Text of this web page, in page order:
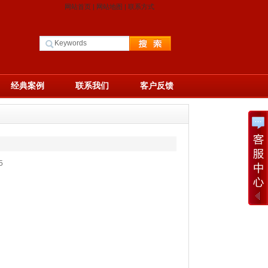
网站首页| 网站地图 | 联系方式
经典案例 联系我们 客户反馈